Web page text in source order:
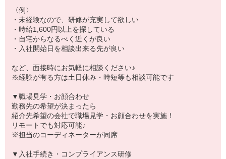
〈例〉
・未経験なので、研修が充実して欲しい
・時給1,600円以上を探している
・自宅からなるべく近くが良い
・入社開始日を相談出来る先が良い
など、面接時にお気軽に相談ください♪
※経験が有る方は土日休み・時短等も相談可能です
▼職場見学・お顔合わせ
勤務先の希望が決まったら
紹介先希望の会社で職場見学・お顔合わせを実施！
リモートでも対応可能♪
※担当のコーディネーターが同席
▼入社手続き・コンプライアンス研修